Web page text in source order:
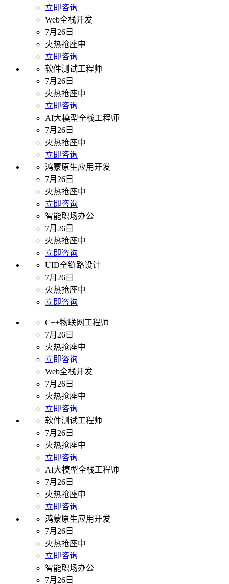
立即咨询
Web全栈开发
7月26日
火热抢座中
立即咨询
软件测试工程师
7月26日
火热抢座中
立即咨询
AI大模型全栈工程师
7月26日
火热抢座中
立即咨询
鸿蒙原生应用开发
7月26日
火热抢座中
立即咨询
智能职场办公
7月26日
火热抢座中
立即咨询
UID全链路设计
7月26日
火热抢座中
立即咨询
C++物联网工程师
7月26日
火热抢座中
立即咨询
Web全栈开发
7月26日
火热抢座中
立即咨询
软件测试工程师
7月26日
火热抢座中
立即咨询
AI大模型全栈工程师
7月26日
火热抢座中
立即咨询
鸿蒙原生应用开发
7月26日
火热抢座中
立即咨询
智能职场办公
7月26日